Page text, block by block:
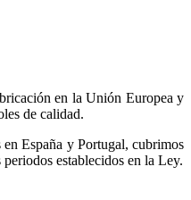
en la Unión Europea y
de calidad.
España y Portugal, cubrimos
establecidos en la Ley.